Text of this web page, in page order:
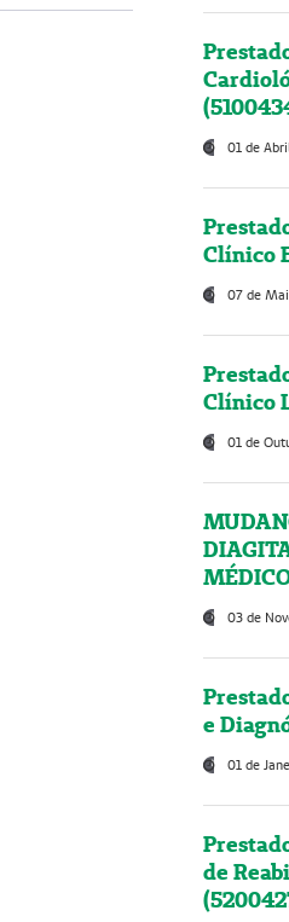
01 de
Clínico
07 de
Clínico
01 de
03 de
e
01 de
de